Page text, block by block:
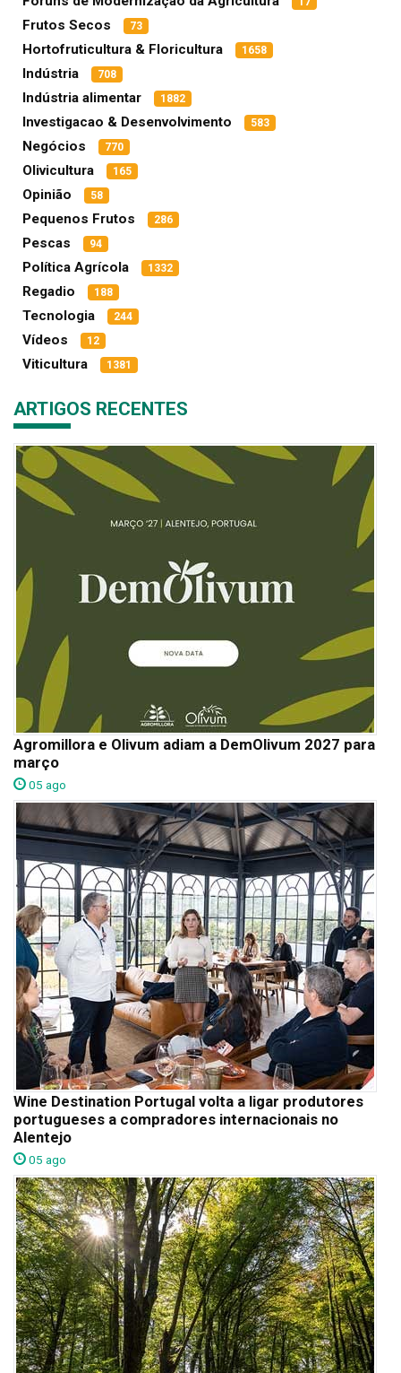
Frutos Secos 73
Hortofruticultura & Floricultura 1658
Indústria 708
Indústria alimentar 1882
Investigacao & Desenvolvimento 583
Negócios 770
Olivicultura 165
Opinião 58
Pequenos Frutos 286
Pescas 94
Política Agrícola 1332
Regadio 188
Tecnologia 244
Vídeos 12
Viticultura 1381
ARTIGOS RECENTES
Agromillora e Olivum adiam a DemOlivum 2027 para
março
05 ago
Wine Destination Portugal volta a ligar produtores
portugueses a compradores internacionais no
Alentejo
05 ago